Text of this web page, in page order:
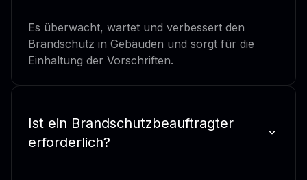
Es überwacht, wartet und verbessert den
Brandschutz in Gebäuden und sorgt für die
Einhaltung der Vorschriften.
Ist ein Brandschutzbeauftragter
erforderlich?